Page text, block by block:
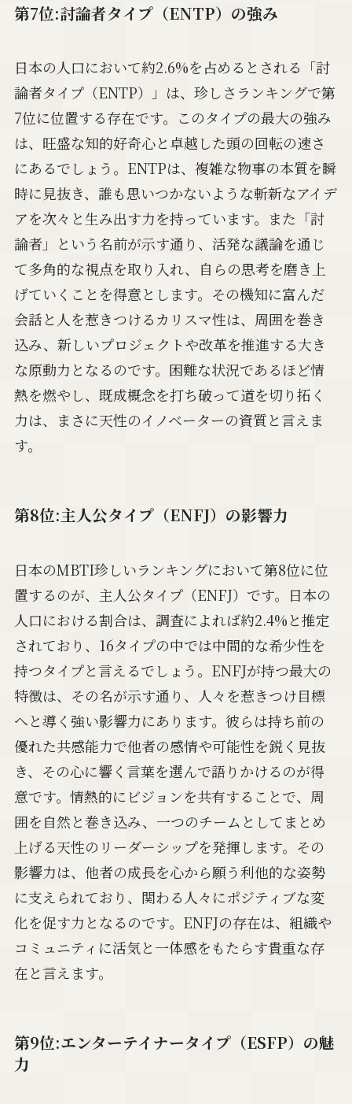
第7位:討論者タイプ（ENTP）の強み
日本の人口において約2.6%を占めるとされる「討
論者タイプ（ENTP）」は、珍しさランキングで第
7位に位置する存在です。このタイプの最大の強み
は、旺盛な知的好奇心と卓越した頭の回転の速さ
にあるでしょう。ENTPは、複雑な物事の本質を瞬
時に見抜き、誰も思いつかないような斬新なアイデ
アを次々と生み出す力を持っています。また「討
論者」という名前が示す通り、活発な議論を通じ
て多角的な視点を取り入れ、自らの思考を磨き上
げていくことを得意とします。その機知に富んだ
会話と人を惹きつけるカリスマ性は、周囲を巻き
込み、新しいプロジェクトや改革を推進する大き
な原動力となるのです。困難な状況であるほど情
熱を燃やし、既成概念を打ち破って道を切り拓く
力は、まさに天性のイノベーターの資質と言えま
す。
第8位:主人公タイプ（ENFJ）の影響力
日本のMBTI珍しいランキングにおいて第8位に位
置するのが、主人公タイプ（ENFJ）です。日本の
人口における割合は、調査によれば約2.4%と推定
されており、16タイプの中では中間的な希少性を
持つタイプと言えるでしょう。ENFJが持つ最大の
特徴は、その名が示す通り、人々を惹きつけ目標
へと導く強い影響力にあります。彼らは持ち前の
優れた共感能力で他者の感情や可能性を鋭く見抜
き、その心に響く言葉を選んで語りかけるのが得
意です。情熱的にビジョンを共有することで、周
囲を自然と巻き込み、一つのチームとしてまとめ
上げる天性のリーダーシップを発揮します。その
影響力は、他者の成長を心から願う利他的な姿勢
に支えられており、関わる人々にポジティブな変
化を促す力となるのです。ENFJの存在は、組織や
コミュニティに活気と一体感をもたらす貴重な存
在と言えます。
第9位:エンターテイナータイプ（ESFP）の魅
力